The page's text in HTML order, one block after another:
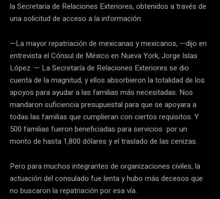
la Secretaría de Relaciones Exteriores, obtenidos a través de
una solicitud de acceso a la información.
—La mayor repatriación de mexicanas y mexicanos, —dijo en
entrevista el Cónsul de México en Nueva York, Jorge Islas
López. — La Secretaría de Relaciones Exteriores se dio
cuenta de la magnitud, y ellos absorbieron la totalidad de los
apoyos para ayudar a las familias más necesitadas. Nos
mandaron suficiencia presupuestal para que se apoyara a
todas las familias que cumplieran con ciertos requisitos. Y
500 familias fueron beneficiadas para servicios por un
monto de hasta 1,800 dólares y el traslado de las cenizas.
Pero para muchos integrantes de organizaciones civiles, la
actuación del consulado fue lenta y hubo más decesos que
no buscaron la repatriación por esa vía.